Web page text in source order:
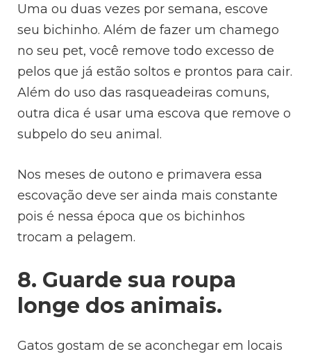
Uma ou duas vezes por semana, escove
seu bichinho. Além de fazer um chamego
no seu pet, você remove todo excesso de
pelos que já estão soltos e prontos para cair.
Além do uso das rasqueadeiras comuns,
outra dica é usar uma escova que remove o
subpelo do seu animal.
Nos meses de outono e primavera essa
escovação deve ser ainda mais constante
pois é nessa época que os bichinhos
trocam a pelagem.
8. Guarde sua roupa
longe dos animais.
Gatos gostam de se aconchegar em locais